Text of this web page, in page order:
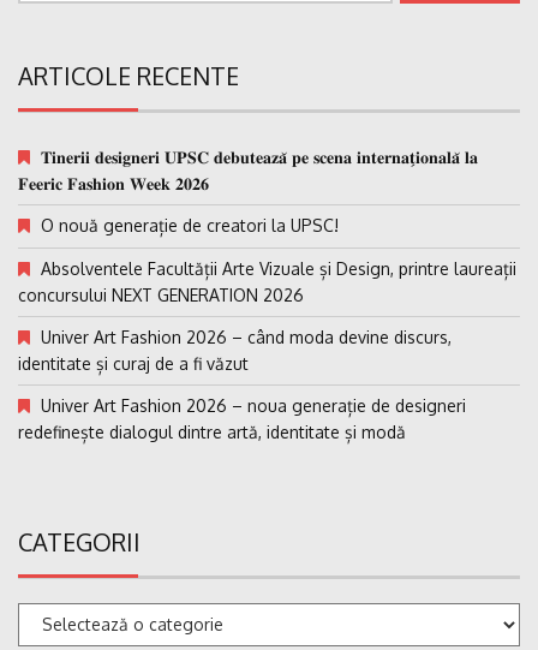
ARTICOLE RECENTE
𝐓𝐢𝐧𝐞𝐫𝐢𝐢 𝐝𝐞𝐬𝐢𝐠𝐧𝐞𝐫𝐢 𝐔𝐏𝐒𝐂 𝐝𝐞𝐛𝐮𝐭𝐞𝐚𝐳𝐚̆ 𝐩𝐞 𝐬𝐜𝐞𝐧𝐚 𝐢𝐧𝐭𝐞𝐫𝐧𝐚𝐭̗𝐢𝐨𝐧𝐚𝐥𝐚̆ 𝐥𝐚
𝐅𝐞𝐞𝐫𝐢𝐜 𝐅𝐚𝐬𝐡𝐢𝐨𝐧 𝐖𝐞𝐞𝐤 𝟐𝟎𝟐𝟔
O nouă generație de creatori la UPSC!
Absolventele Facultății Arte Vizuale și Design, printre laureații
concursului NEXT GENERATION 2026
Univer Art Fashion 2026 – când moda devine discurs,
identitate și curaj de a fi văzut
Univer Art Fashion 2026 – noua generație de designeri
redefinește dialogul dintre artă, identitate și modă
CATEGORII
Categorii